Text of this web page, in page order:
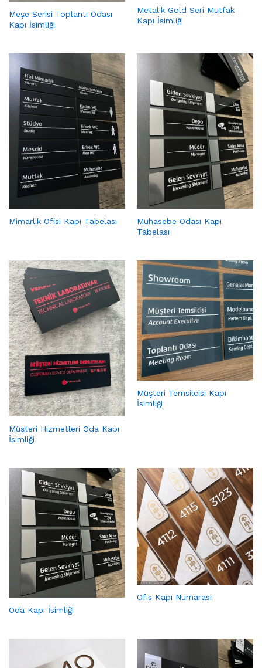
Meşe Serisi Toplantı Odası
Kapı İsimliği
Metalik Gold Seri Mutfak
Kapı İsimliği
Mimarlık Ofisi Kapı Tabelası
Muhasebe Odası Kapı
Tabelası
Müşteri Hizmetleri Oda Kapı
İsimliği
Müşteri Temsilcisi Kapı
İsimliği
Oda Kapı İsimliği
Ofis Kapı Numarası